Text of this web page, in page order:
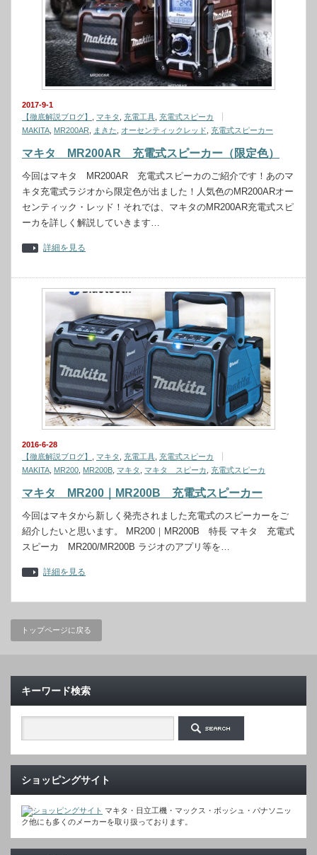
2017-9-1
【徹底解説ブログ】
マキタ 充電工具 充電式スピーカ
MAKITA MR200AR まきた オーセンティックレッド 充電式スピーカー
マキタ MR200AR 充電式スピーカー（限定色）
今回はマキタ MR200AR 充電式スピーカのご紹介です！あのマ
キタ充電式ラジオから限定色が出ました！人気色のMR200ARオー
センティック・レッド！それでは、マキタのMR200AR充電式スピ
ーカを詳しく解説していきます…
詳細を見る
2016-6-28
【徹底解説ブログ】
マキタ 充電工具 充電式スピーカ
MAKITA MR200 MR200B マキタ マキタ スピーカ 充電式スピーカ
マキタ MR200｜MR200B 充電式スピーカー
今回はマキタから新しく発売されました充電式のスピーカーをご
紹介したいと思います。 MR200｜MR200B 特長 マキタ 充電式
スピーカ MR200/MR200B ラジオのアプリ等を…
詳細を見る
トップページに戻る
キーワード検索
ショッピングサイト
マキタ・日立工機・マックス・ボッシュ・パナソニッ
ク他にも多くのメーカーを取り扱っております。